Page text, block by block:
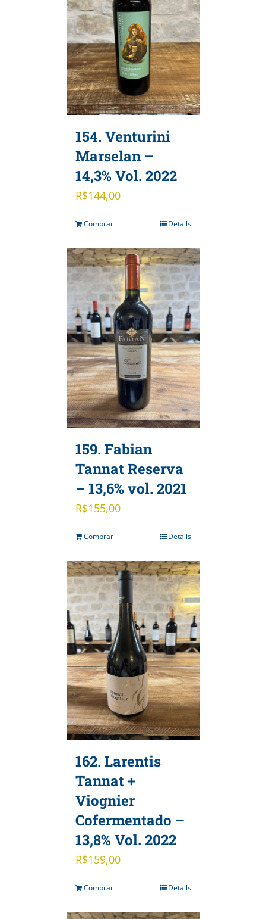
154. Venturini
Marselan –
14,3% Vol. 2022
R$144,00
Comprar Details
159. Fabian
Tannat Reserva
– 13,6% vol. 2021
R$155,00
Comprar Details
162. Larentis
Tannat +
Viognier
Cofermentado –
13,8% Vol. 2022
R$159,00
Comprar Details